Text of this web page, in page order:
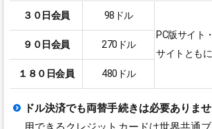
３０日会員
98ドル
PC版サイト
サイトとも
９０日会員 270ドル
１８０日会員 480ドル
ドル決済でも両替手続きは必要ありま